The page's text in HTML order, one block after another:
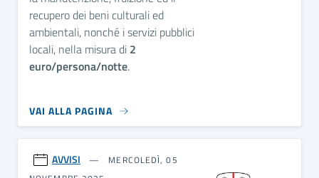
recupero dei beni culturali ed
ambientali, nonché i servizi pubblici
locali, nella misura di 2
euro/persona/notte.
VAI ALLA PAGINA
AVVISI
MERCOLEDÌ, 05